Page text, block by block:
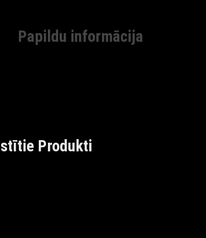
Papildu informācija
Produkti